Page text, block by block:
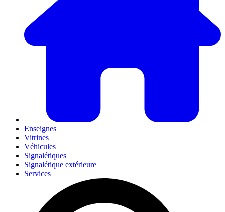
Enseignes
Vitrines
Véhicules
Signalétiques
Signalétique extérieure
Services